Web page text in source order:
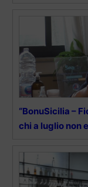
“BonuSicilia –
chi a luglio non